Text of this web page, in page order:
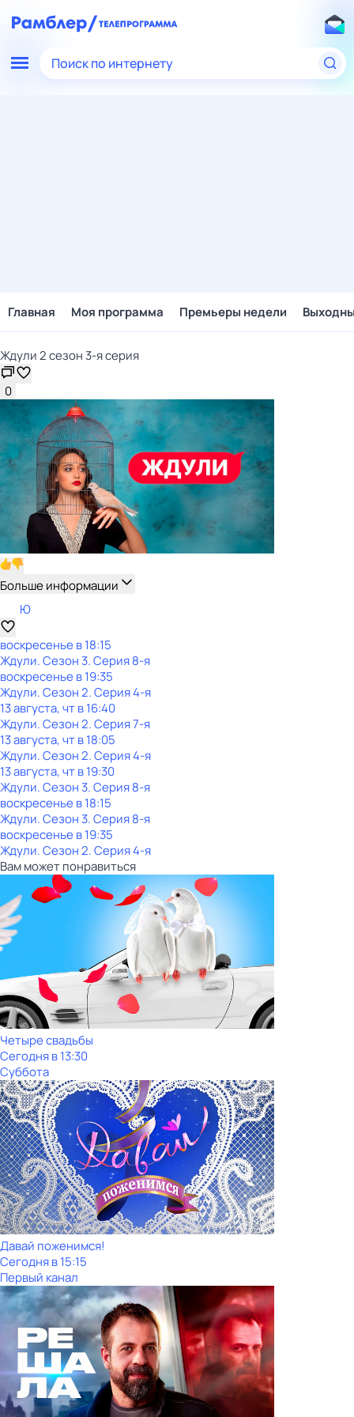
Поиск по интернету
Главная Моя программа Премьеры недели
Ждули 2 сезон 3-я серия
0
Больше информации
Ю
воскресенье в18:15
Ждули. Сезон 3. Серия 8-я
воскресенье в19:35
Ждули. Сезон 2. Серия 4-я
13 августа, чт в 16:40
Ждули. Сезон 2. Серия 7-я
13 августа, чт в 18:05
Ждули. Сезон 2. Серия 4-я
13 августа, чт в 19:30
Ждули. Сезон 3. Серия 8-я
воскресенье в18:15
Ждули. Сезон 3. Серия 8-я
воскресенье в19:35
Ждули. Сезон 2. Серия 4-я
Вам может понравиться
Четыре свадьбы
Сегодня в 13:30
Суббота
Давай поженимся!
Сегодня в 15:15
Первый канал